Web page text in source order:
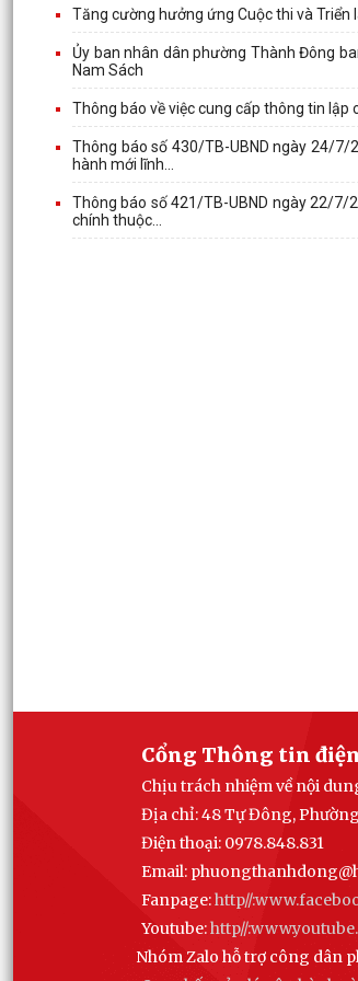
Tăng cường hưởng ứng Cuộc thi và Triển
Ủy ban nhân dân phường Thành Đông
Nam Sách
Thông báo về việc cung cấp thông tin
Thông báo số 430/TB-UBND ngày 24/7/
hành mới lĩnh...
Thông báo số 421/TB-UBND ngày 22/7/
chính thuộc...
Cổng Thông tin
Chịu trách nhiệm về nội
Địa chỉ: 48 Tự Đông,
Điện thoại: 0978.848.831
Email:
Fanpage:http//
Youtube:http//
Nhóm Zalo hỗ trợ công dân